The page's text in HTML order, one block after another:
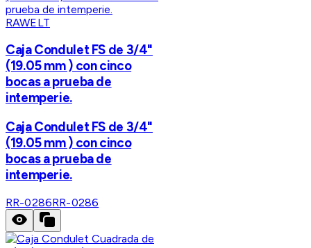
RAWELT
Caja Condulet FS de 3/4"
(19.05 mm ) con cinco
bocas a prueba de
intemperie.
Caja Condulet FS de 3/4"
(19.05 mm ) con cinco
bocas a prueba de
intemperie.
RR-0286RR-0286